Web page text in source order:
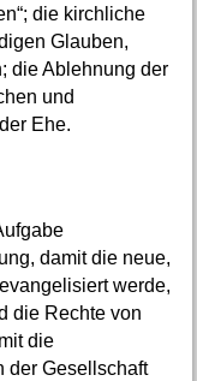
die kirchliche
Glauben,
die Ablehnung der
und
Ehe.
damit die neue,
werde,
die Rechte von
die
der Gesellschaft